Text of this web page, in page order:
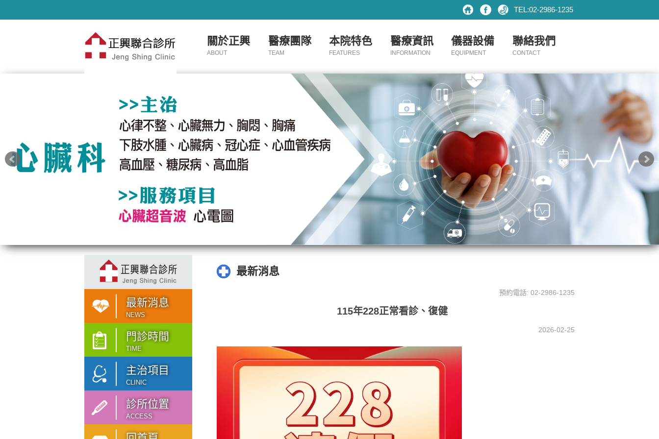
TEL:02-2986-1235
關於正興
ABOUT
醫療團隊
TEAM
本院特色
FEATURES
醫療資訊
INFORMATION
儀器設備
EQUIPMENT
聯絡我們
CONTACT
最新消息
NEWS
門診時間
TIME
主治項目
CLINIC
診所位置
ACCESS
最新消息
預約電話: 02-2986-1235
115年228正常看診、復健
2026-02-25